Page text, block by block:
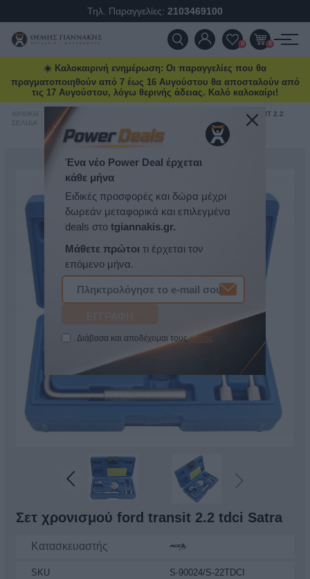
Τηλ. Παραγγελίες: 2103469100
ΠΡΟΪΌΝΤΑ
ΠΡΟΣΦΟΡΈΣ
ΝΈΕΣ ΑΦΊΞΕΙΣ
ΕΠΙΚΟΙΝΩΝΊΑ
ΝΈΑ & ΆΡΘΡΑ
0 0
☀️ Καλοκαιρινή ενημέρωση: Οι παραγγελίες που θα
πραγματοποιηθούν από 7 έως 16 Αυγούστου θα αποσταλούν από
τις 17 Αυγούστου, λόγω θερινής άδειας. Καλό καλοκαίρι!
ΕΡΓΑΛΕΊΑ
ΣΕΤ ΧΡΟΝΙΣΜΟΎ FORD TRANSIT 2.2
Σετ χρονισμού ford transit 2.2 tdci Satra
Κατασκευαστής
SKU S-90024/S-22TDCI
Ένα νέο Power Deal έρχεται
κάθε μήνα
Ειδικές προσφορές και δώρα μέχρι
δωρεάν μεταφορικά και επιλεγμένα
deals στοtgiannakis.gr.
Μάθετε πρώτοιτι έρχεται τον
επόμενο μήνα.
Διάβασα και αποδέχομαι τουςόρους